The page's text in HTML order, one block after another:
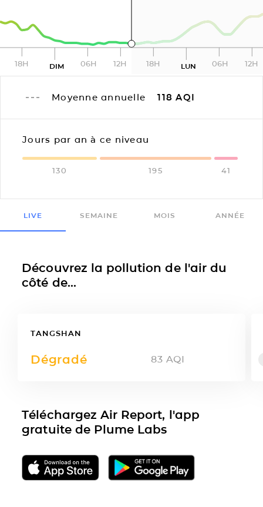
18H DIM 06H 12H 18H LUN 06H 12H
Moyenne annuelle 118 AQI
Jours par an à ce niveau
130 195 41
LIVE SEMAINE MOIS ANNÉE
Découvrez la pollution de l'air du
côté de...
TANGSHAN
Dégradé 83 AQI
Téléchargez Air Report, l'app
gratuite de Plume Labs